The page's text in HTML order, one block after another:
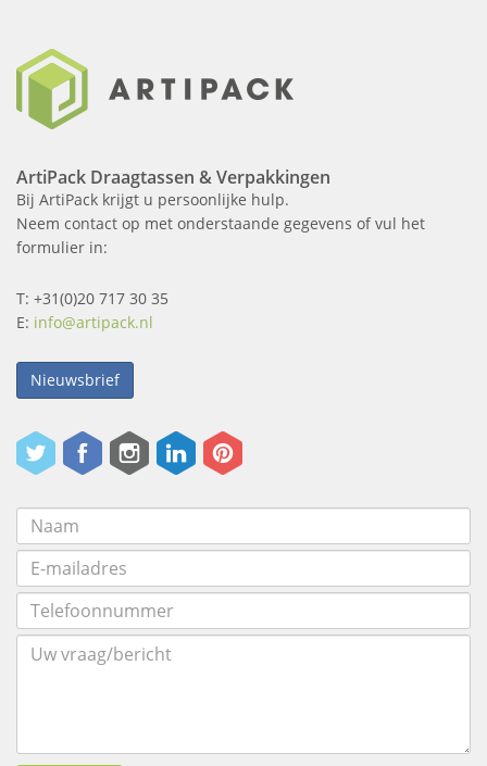
ArtiPack Draagtassen & Verpakkingen
Bij ArtiPack krijgt u persoonlijke hulp.
Neem contact op met onderstaande gegevens of vul het
formulier in:
T: +31(0)20 717 30 35
E: info@artipack.nl
Nieuwsbrief